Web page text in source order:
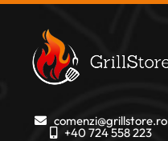
comenzi@grillstore.ro
+40 724 558 223